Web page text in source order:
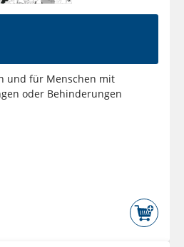
und für Menschen mit
oder Behinderungen